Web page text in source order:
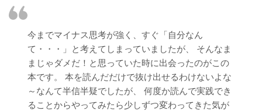
今までマイナス思考が強く、すぐ「自分なん
て・・・」と考えてしまっていましたが、 そんなま
まじゃダメだ！と思っていた時に出会ったのがこの
本です。 本を読んだだけで抜け出せるわけないよな
～なんて半信半疑でしたが、 何度か読んで実践でき
ることからやってみたら少しずつ変わってきた気が